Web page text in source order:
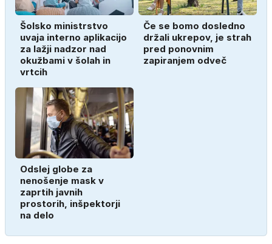
Šolsko ministrstvo
uvaja interno aplikacijo
za lažji nadzor nad
okužbami v šolah in
vrtcih
Če se bomo dosledno
držali ukrepov, je strah
pred ponovnim
zapiranjem odveč
Odslej globe za
nenošenje mask v
zaprtih javnih
prostorih, inšpektorji
na delo